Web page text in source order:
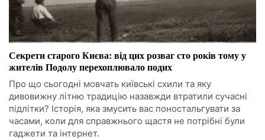
Секрети старого Києва: від цих розваг сто років тому у
жителів Подолу перехоплювало подих
Про що сьогодні мовчать київські схили та яку
дивовижну літню традицію назавжди втратили сучасні
підлітки? Історія, яка змусить вас поностальгувати за
часами, коли для справжнього щастя не потрібні були
гаджети та інтернет.